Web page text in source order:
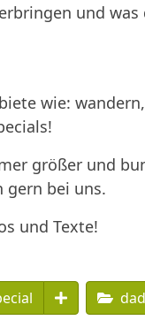
und
wie:
größer und
gern bei uns.
und Texte!